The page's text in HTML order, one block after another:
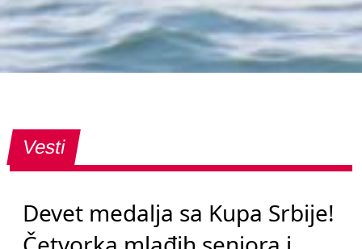
Vesti
Devet medalja sa Kupa Srbije!